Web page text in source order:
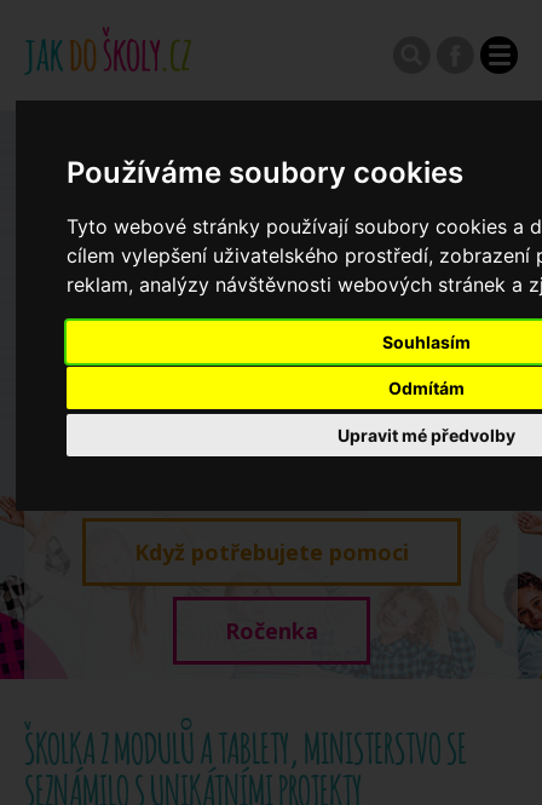
Používáme soubory cookies
Tyto webové stránky používají soubory cookies a
cílem vylepšení uživatelského prostředí, zobrazení
reklam, analýzy návštěvnosti webových stránek a
Souhlasím
Odmítám
Upravit mé předvolby
Zápisy do ZŠ 2026/27
Výroční zprávy
Spádové oblasti ZŠ
Když potřebujete pomoci
Ročenka
ŠKOLKA Z MODULŮ A TABLETY, MINISTERSTVO SE
SEZNÁMILO S UNIKÁTNÍMI PROJEKTY